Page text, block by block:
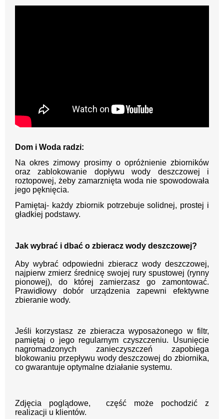
Dom i Woda radzi:
Na okres zimowy prosimy o opróżnienie zbiorników
oraz zablokowanie dopływu wody deszczowej i
roztopowej, żeby zamarznięta woda nie spowodowała
jego pęknięcia.
Pamiętaj- każdy zbiornik potrzebuje solidnej, prostej i
gładkiej podstawy.
Jak wybrać i dbać o zbieracz wody deszczowej?
Aby wybrać odpowiedni zbieracz wody deszczowej,
najpierw zmierz średnicę swojej rury spustowej (rynny
pionowej), do której zamierzasz go zamontować.
Prawidłowy dobór urządzenia zapewni efektywne
zbieranie wody.
Jeśli korzystasz ze zbieracza wyposażonego w filtr,
pamiętaj o jego regularnym czyszczeniu. Usunięcie
nagromadzonych zanieczyszczeń zapobiega
blokowaniu przepływu wody deszczowej do zbiornika,
co gwarantuje optymalne działanie systemu.
Zdjęcia poglądowe, część może pochodzić z
realizacji u klientów.